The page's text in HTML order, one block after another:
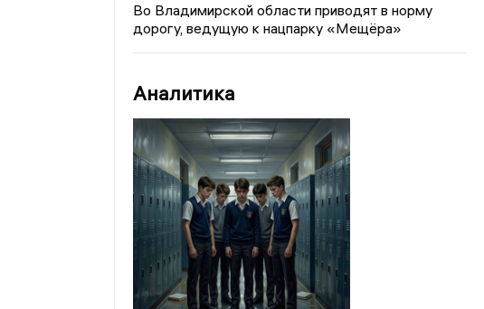
Во Владимирской области приводят в норму
дорогу, ведущую к нацпарку «Мещёра»
Аналитика